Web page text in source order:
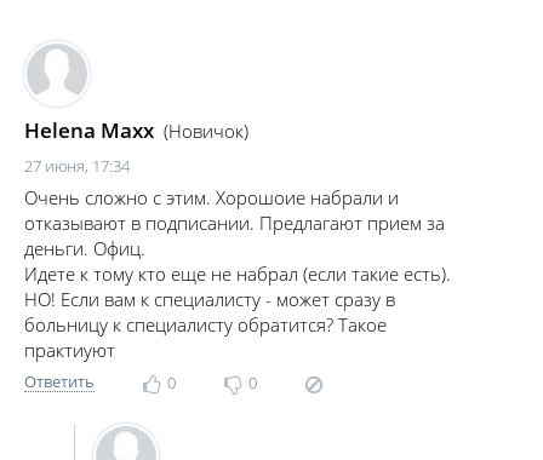
Helena Maxx (Новичок)
27 июня, 17:34
Очень сложно с этим. Хорошоие набрали и
отказывают в подписании. Предлагают прием за
деньги. Офиц.
Идете к тому кто еще не набрал (если такие есть).
НО! Если вам к специалисту - может сразу в
больницу к специалисту обратится? Такое
практиуют
Ответить 0 0